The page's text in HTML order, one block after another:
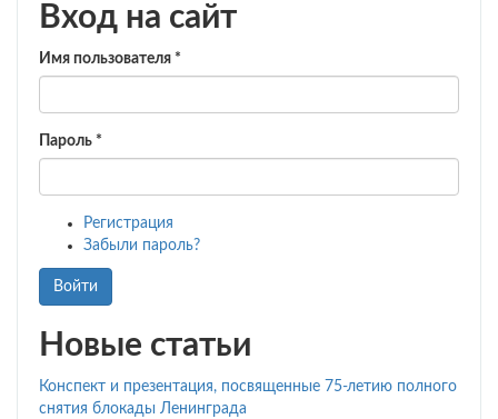
Вход на сайт
Имя пользователя *
Пароль *
Регистрация
Забыли пароль?
Войти
Новые статьи
Конспект и презентация, посвященные 75-летию полного
снятия блокады Ленинграда